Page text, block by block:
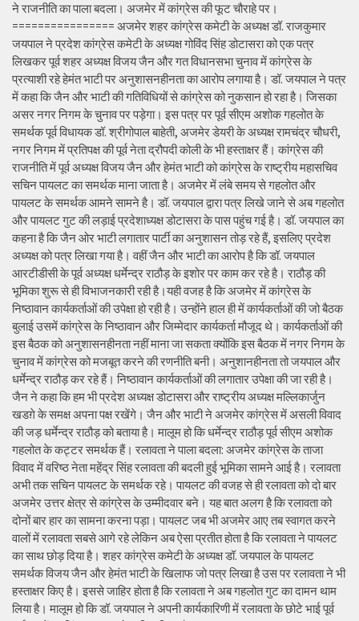
ने राजनीति का पाला बदला। अजमेर में कांग्रेस की फूट चौराहे पर।
================ अजमेर शहर कांग्रेस कमेटी के अध्यक्ष डॉ. राजकुमार
जयपाल ने प्रदेश कांग्रेस कमेटी के अध्यक्ष गोविंद सिंह डोटासरा को एक पत्र
लिखकर पूर्व शहर अध्यक्ष विजय जैन और गत विधानसभा चुनाव में कांग्रेस के
प्रत्याशी रहे हेमंत भाटी पर अनुशासनहीनता का आरोप लगाया है। डॉ. जयपाल ने पत्र
में कहा कि जैन और भाटी की गतिविधियों से कांग्रेस को नुकसान हो रहा है। जिसका
असर नगर निगम के चुनाव पर पड़ेगा। इस पत्र पर पूर्व सीएम अशोक गहलोत के
समर्थक पूर्व विधायक डॉ. श्रीगोपाल बाहेती, अजमेर डेयरी के अध्यक्ष रामचंद्र चौधरी,
नगर निगम में प्रतिपक्ष की पूर्व नेता द्रौपदी कोली के भी हस्ताक्षर हैं। कांग्रेस की
राजनीति में पूर्व अध्यक्ष विजय जैन और हेमंत भाटी को कांग्रेस के राष्ट्रीय महासचिव
सचिन पायलट का समर्थक माना जाता है। अजमेर में लंबे समय से गहलोत और
पायलट के समर्थक आमने सामने है। डॉ. जयपाल द्वारा पत्र लिखे जाने से अब गहलोत
और पायलट गुट की लड़ाई प्रदेशाध्यक्ष डोटासरा के पास पहुंच गई है। डॉ. जयपाल का
कहना है कि जैन ओर भाटी लगातार पार्टी का अनुशासन तोड़ रहे हैं, इसलिए प्रदेश
अध्यक्ष को पत्र लिखा गया है। वहीं जैन और भाटी का आरोप है कि डॉ. जयपाल
आरटीडीसी के पूर्व अध्यक्ष धर्मेन्द्र राठौड़ के इशोर पर काम कर रहे है। राठौड़ की
भूमिका शुरू से ही विभाजनकारी रही है।यही वजह है कि अजमेर में कांग्रेस के
निष्ठावान कार्यकर्ताओं की उपेक्षा हो रही है। उन्होंने हाल ही में कार्यकर्ताओं की जो बैठक
बुलाई उसमें कांग्रेस के निष्ठावान और जिम्मेदार कार्यकर्ता मौजूद थे। कार्यकर्ताओं की
इस बैठक को अनुशासनहीनता नहीं माना जा सकता क्योंकि इस बैठक में नगर निगम के
चुनाव में कांग्रेस को मजबूत करने की रणनीति बनी। अनुशानहीनता तो जयपाल और
धर्मेन्द्र राठौड़ कर रहे हैं। निष्ठावान कार्यकर्ताओं की लगातार उपेक्षा की जा रही है।
जैन ने कहा कि हम भी प्रदेश अध्यक्ष डोटासरा और राष्ट्रीय अध्यक्ष मल्लिकार्जुन
खडग़े के समक्ष अपना पक्ष रखेंगे। जैन और भाटी ने अजमेर कांग्रेस में असली विवाद
की जड़ धर्मेन्द्र राठौड़ को बताया है। मालूम हो कि धर्मेन्द्र राठौड़ पूर्व सीएम अशोक
गहलोत के कट्टर समर्थक हैं। रलावता ने पाला बदला: अजमेर कांग्रेस के ताजा
विवाद में वरिष्ठ नेता महेंद्र सिंह रलावता की बदली हुई भूमिका सामने आई है। रलावता
अभी तक सचिन पायलट के समर्थक रहे। पायलट की वजह से ही रलावता को दो बार
अजमेर उत्तर क्षेत्र से कांग्रेस के उम्मीदवार बने। यह बात अलग है कि रलावता को
दोनों बार हार का सामना करना पड़ा। पायलट जब भी अजमेर आए तब स्वागत करने
वालों में रलावता सबसे आगे रहे लेकिन अब ऐसा प्रतीत होता है कि रलावता ने पायलट
का साथ छोड़ दिया है। शहर कांग्रेस कमेटी के अध्यक्ष डॉ. जयपाल के पायलट
समर्थक विजय जैन और हेमंत भाटी के खिलाफ जो पत्र लिखा है उस पर रलावता ने भी
हस्ताक्षर किए है। इससे जाहिर होता है कि रलावता ने अब गहलोत गुट का दामन थाम
लिया है। मालूम हो कि डॉ. जयपाल ने अपनी कार्यकारिणी में रलावता के छोटे भाई पूर्व